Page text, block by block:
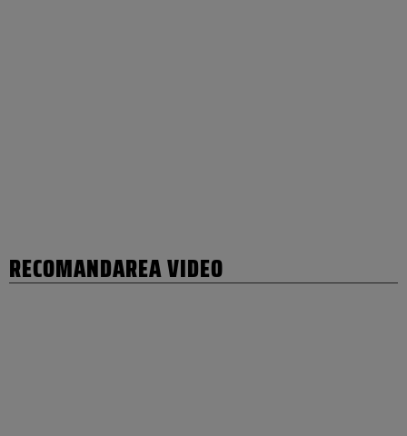
RECOMANDAREA VIDEO